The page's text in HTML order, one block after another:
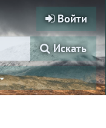
Войти
Искать